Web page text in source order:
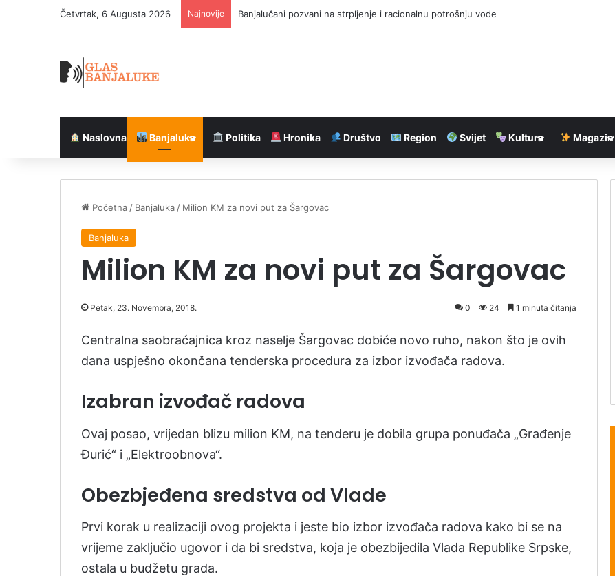
Četvrtak, 6 Augusta 2026 Najnovije Saobraćajni kolaps: semafori u Banjaluci ponovo ne rade
Naslovna Banjaluka Politika Hronika Društvo Region Svijet Kultura Magazin
Početna / Banjaluka / Milion KM za novi put za Šargovac
Banjaluka
Milion KM za novi put za Šargovac
Petak, 23. Novembra, 2018. 0 24 1 minuta čitanja
Centralna saobraćajnica kroz naselje Šargovac dobiće novo ruho, nakon što je ovih
dana uspješno okončana tenderska procedura za izbor izvođača radova.
Izabran izvođač radova
Ovaj posao, vrijedan blizu milion KM, na tenderu je dobila grupa ponuđača „Građenje
Đurić“ i „Elektroobnova“.
Obezbjeđena sredstva od Vlade
Prvi korak u realizaciji ovog projekta i jeste bio izbor izvođača radova kako bi se na
vrijeme zaključio ugovor i da bi sredstva, koja je obezbijedila Vlada Republike Srpske,
ostala u budžetu grada.